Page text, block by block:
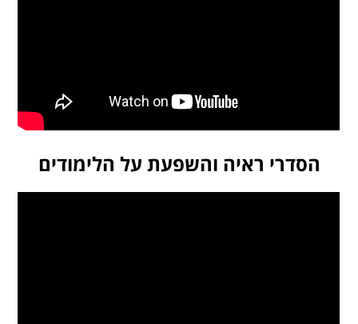
הסדרי ראיה והשפעת על הלימודים